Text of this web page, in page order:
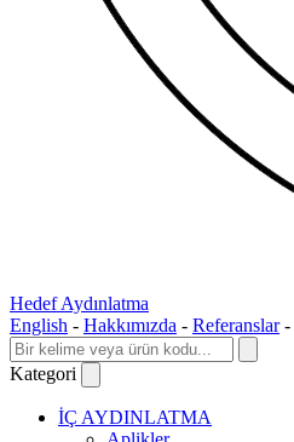
Hedef Aydınlatma
English - Hakkımızda - Referanslar -
Kategori
İÇ AYDINLATMA